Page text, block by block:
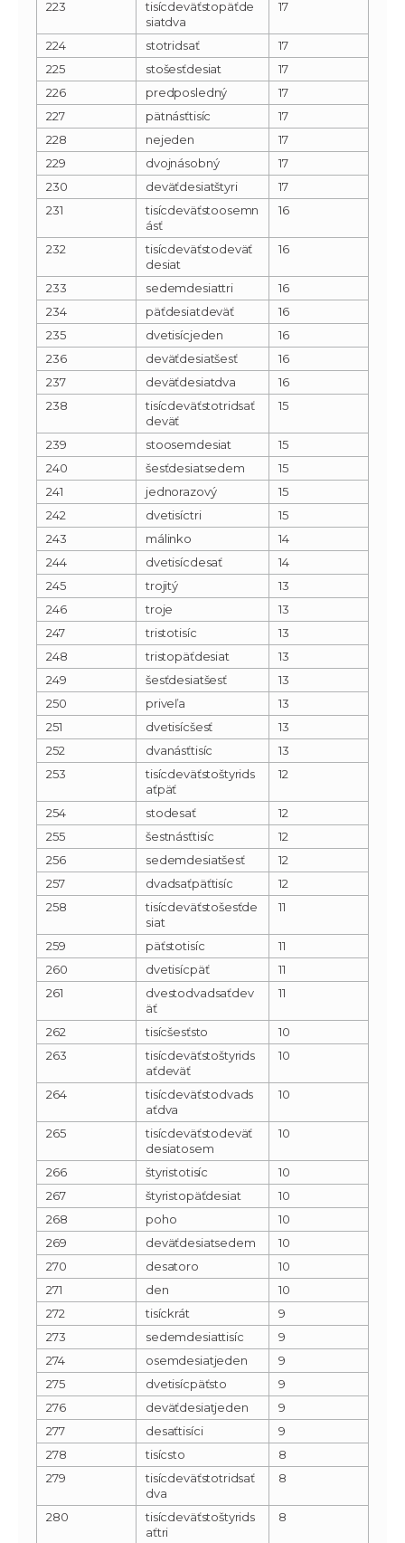
223
tisícdeväťstopäťde
siatdva
17
224 stotridsať
17
225
stošesťdesiat
17
226
predposledný
17
227
pätnásťtisíc
17
228
nejeden
17
229
dvojnásobný
17
230
deväťdesiatštyri
17
231
tisícdeväťstoosemn
ásť
16
232
tisícdeväťstodeväť
desiat
16
233 sedemdesiattri
16
234
päťdesiatdeväť
16
235
dvetisícjeden
16
236
deväťdesiatšesť
16
237
deväťdesiatdva
16
238
tisícdeväťstotridsať
deväť
15
239 stoosemdesiat
15
240
šesťdesiatsedem
15
241
jednorazový
15
242
dvetisíctri
15
243
málinko
14
244
dvetisícdesať
14
245
trojitý
13
246
troje
13
247
tristotisíc
13
248
tristopäťdesiat
13
249
šesťdesiatšesť
13
250
priveľa
13
251
dvetisícšesť
13
252
dvanásťtisíc
13
253
tisícdeväťstoštyrids
aťpäť
12
254 stodesať
12
255
šestnásťtisíc
12
256
sedemdesiatšesť
12
257
dvadsaťpäťtisíc
12
258
tisícdeväťstošesťde
siat
11
259 päťstotisíc
11
260
dvetisícpäť
11
261
dvestodvadsaťdev
äť
11
262 tisícšesťsto
10
263
tisícdeväťstoštyrids
aťdeväť
10
264
tisícdeväťstodvads
aťdva
10
265
tisícdeväťstodeväť
desiatosem
10
266 štyristotisíc
10
267
štyristopäťdesiat
10
268
poho
10
269
deväťdesiatsedem
10
270
desatoro
10
271
den
10
272
tisíckrát
9
273
sedemdesiattisíc
9
274
osemdesiatjeden
9
275
dvetisícpäťsto
9
276
deväťdesiatjeden
9
277
desaťtisíci
9
278
tisícsto
8
279
tisícdeväťstotridsať
dva
8
280
tisícdeväťstoštyrids
aťtri
8